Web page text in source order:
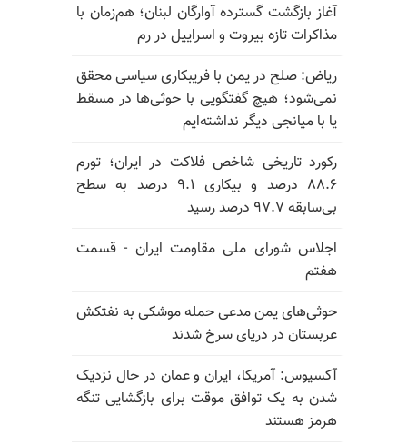
آغاز بازگشت گسترده آوارگان لبنان؛ هم‌زمان با
مذاکرات تازه بیروت و اسراییل در رم
ریاض: صلح در یمن با فریبکاری سیاسی محقق
نمی‌شود؛ هیچ گفتگویی با حوثی‌ها در مسقط
یا با میانجی دیگر نداشته‌ایم
رکورد تاریخی شاخص فلاکت در ایران؛ تورم
۸۸.۶ درصد و بیکاری ۹.۱ درصد به سطح
بی‌سابقه ۹۷.۷ درصد رسید
اجلاس شورای ملی مقاومت ایران - قسمت
هفتم
حوثی‌های یمن مدعی حمله موشکی به نفتکش
عربستان در دریای سرخ شدند
آکسیوس: آمریکا، ایران و عمان در حال نزدیک
شدن به یک توافق موقت برای بازگشایی تنگه
هرمز هستند